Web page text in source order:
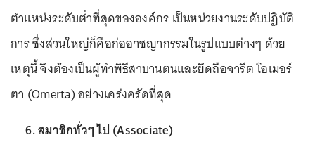
ตำแหน่งระดับต่ำที่สุดขององค์กร เป็นหน่วยงานระดับปฏิบัติ
การ ซึ่งส่วนใหญ่ก็คือก่ออาชญากรรมในรูปแบบต่างๆ ด้วย
เหตุนี้ จึงต้องเป็นผู้ทำพิธีสาบานตนและยึดถือจารีต โอเมอร์
ตา (Omerta) อย่างเคร่งครัดที่สุด
6. สมาชิกทั่วๆ ไป (Associate)